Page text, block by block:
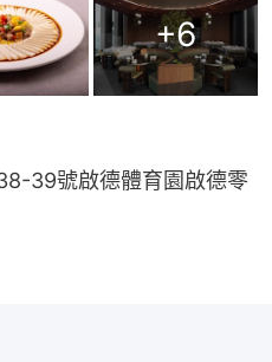
+6
39號啟德體育園啟德零